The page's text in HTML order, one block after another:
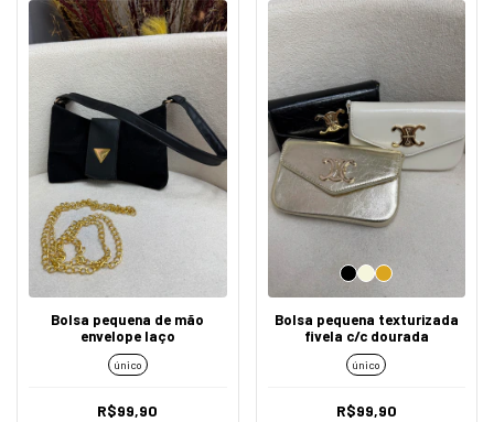
Bolsa pequena de mão
envelope laço
único
R$99,90
Bolsa pequena texturizada
fivela c/c dourada
único
R$99,90